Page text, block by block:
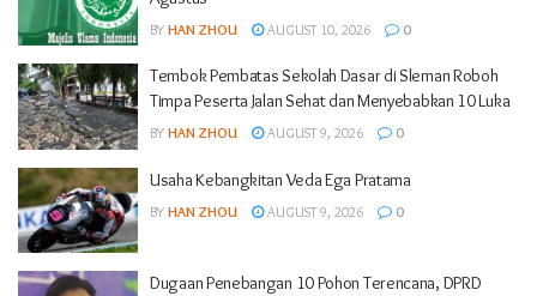
BY HAN ZHOU AUGUST 10, 2026 0
Tembok Pembatas Sekolah Dasar di Sleman Roboh
Timpa Peserta Jalan Sehat dan Menyebabkan 10 Luka
BY HAN ZHOU AUGUST 9, 2026 0
Usaha Kebangkitan Veda Ega Pratama
BY HAN ZHOU AUGUST 9, 2026 0
Dugaan Penebangan 10 Pohon Terencana, DPRD